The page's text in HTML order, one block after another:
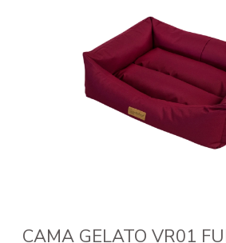
CAMA GELATO VR01